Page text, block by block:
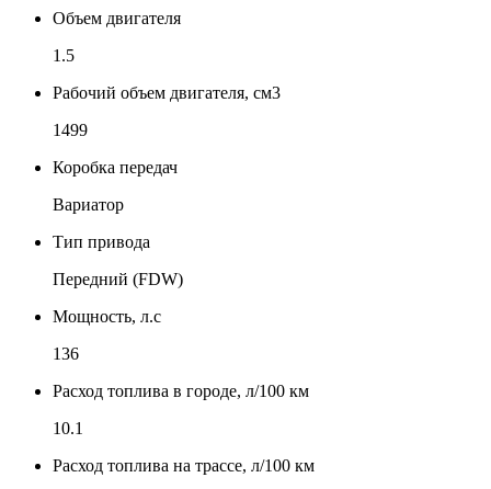
Объем двигателя
1.5
Рабочий объем двигателя, см3
1499
Коробка передач
Вариатор
Тип привода
Передний (FDW)
Мощность, л.с
136
Расход топлива в городе, л/100 км
10.1
Расход топлива на трассе, л/100 км